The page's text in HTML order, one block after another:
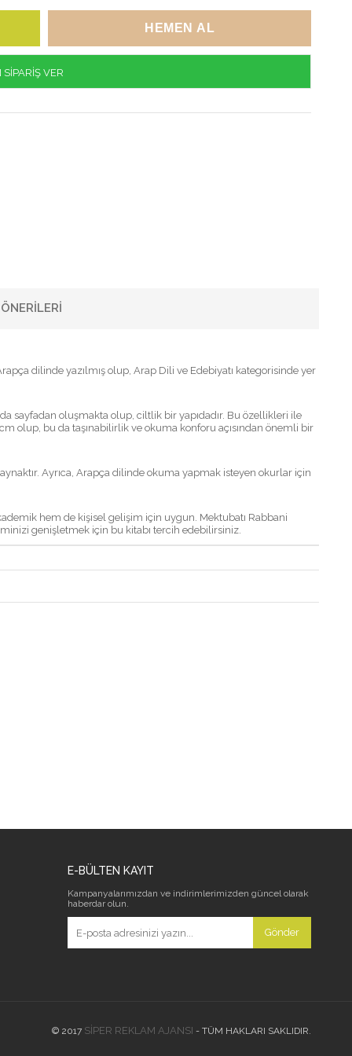
VER
dilinde yazılmış olup, Arap Dili ve Edebiyatı kategorisinde yer
sayfadan oluşmakta olup, ciltlik bir yapıdadır. Bu özellikleri ile
olup, bu da taşınabilirlik ve okuma konforu açısından önemli bir
Ayrıca, Arapça dilinde okuma yapmak isteyen okurlar için
hem de kişisel gelişim için uygun. Mektubatı Rabbani
genişletmek için bu kitabı tercih edebilirsiniz.
E-BÜLTEN KAYIT
Kampanyalarımızdan ve indirimlerimizden güncel olarak
haberdar olun.
Gönder
© 2017 SİPER REKLAM AJANSI - TÜM HAKLARI SAKLIDIR.